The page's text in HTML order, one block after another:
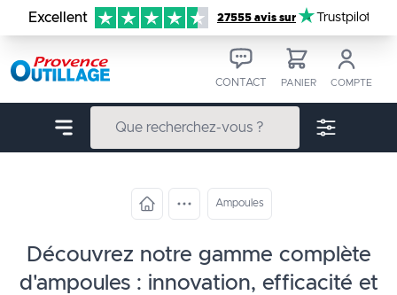
Aller au contenu
Excellent 27555 avis sur Trustpilot
CONTACT PANIER COMPTE
Ampoules
découvrez notre gamme complète
d'ampoules : innovation, efficacité et